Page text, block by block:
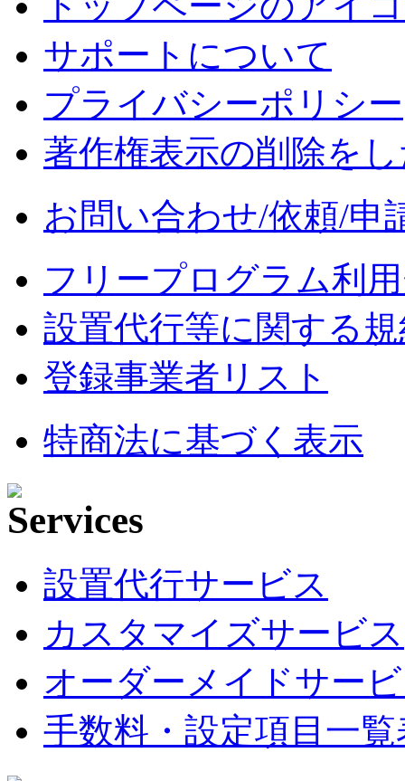
サポートについて
プライバシーポリシー
著作権表示の削除を
お問い合わせ/依頼/申
フリープログラム利
設置代行等に関する
登録事業者リスト
特商法に基づく表示
設置代行サービス
カスタマイズサービス
オーダーメイドサー
手数料・設定項目一覧